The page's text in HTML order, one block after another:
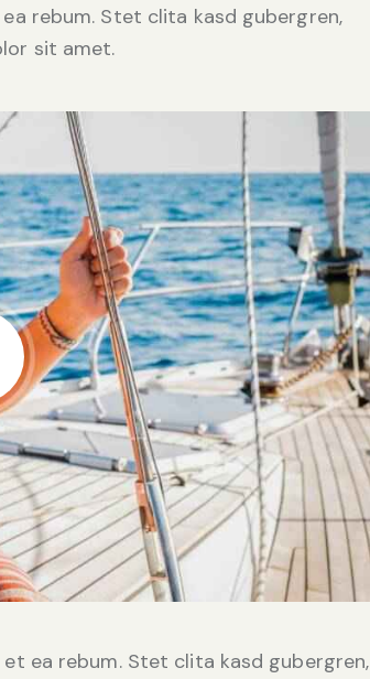
rebum. Stet clita kasd gubergren,
sit amet.
ea rebum. Stet clita kasd gubergren,